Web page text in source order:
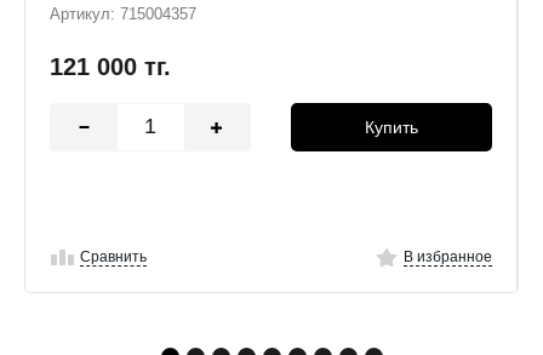
Артикул: 715004357
121 000 тг.
Купить
Сравнить В избранное